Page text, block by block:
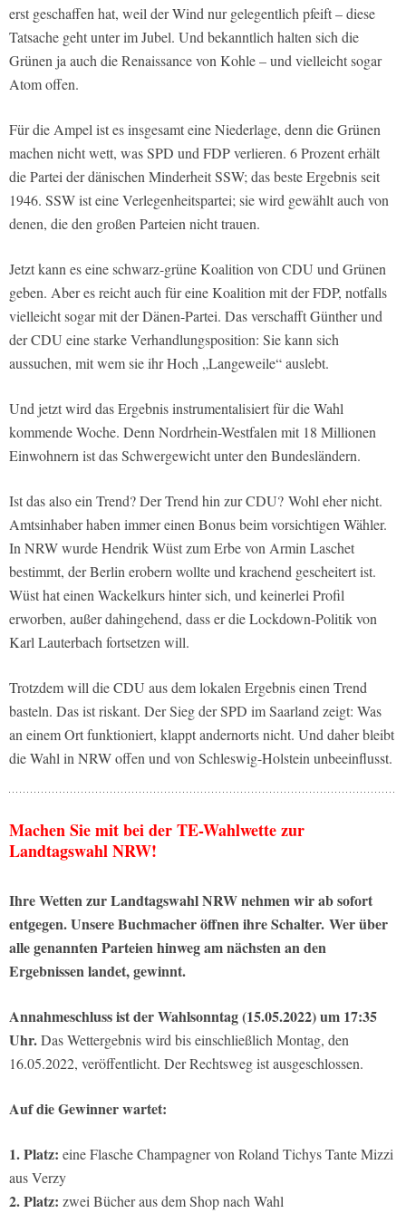
erst geschaffen hat, weil der Wind nur gelegentlich pfeift – diese
Tatsache geht unter im Jubel. Und bekanntlich halten sich die
Grünen ja auch die Renaissance von Kohle – und vielleicht sogar
Atom offen.
Für die Ampel ist es insgesamt eine Niederlage, denn die Grünen
machen nicht wett, was SPD und FDP verlieren. 6 Prozent erhält
die Partei der dänischen Minderheit SSW; das beste Ergebnis seit
1946. SSW ist eine Verlegenheitspartei; sie wird gewählt auch von
denen, die den großen Parteien nicht trauen.
Jetzt kann es eine schwarz-grüne Koalition von CDU und Grünen
geben. Aber es reicht auch für eine Koalition mit der FDP, notfalls
vielleicht sogar mit der Dänen-Partei. Das verschafft Günther und
der CDU eine starke Verhandlungsposition: Sie kann sich
aussuchen, mit wem sie ihr Hoch „Langeweile“ auslebt.
Und jetzt wird das Ergebnis instrumentalisiert für die Wahl
kommende Woche. Denn Nordrhein-Westfalen mit 18 Millionen
Einwohnern ist das Schwergewicht unter den Bundesländern.
Ist das also ein Trend? Der Trend hin zur CDU? Wohl eher nicht.
Amtsinhaber haben immer einen Bonus beim vorsichtigen Wähler.
In NRW wurde Hendrik Wüst zum Erbe von Armin Laschet
bestimmt, der Berlin erobern wollte und krachend gescheitert ist.
Wüst hat einen Wackelkurs hinter sich, und keinerlei Profil
erworben, außer dahingehend, dass er die Lockdown-Politik von
Karl Lauterbach fortsetzen will.
Trotzdem will die CDU aus dem lokalen Ergebnis einen Trend
basteln. Das ist riskant. Der Sieg der SPD im Saarland zeigt: Was
an einem Ort funktioniert, klappt andernorts nicht. Und daher bleibt
die Wahl in NRW offen und von Schleswig-Holstein unbeeinflusst.
Machen Sie mit bei der TE-Wahlwette zur
Landtagswahl NRW!
Ihre Wetten zur Landtagswahl NRW nehmen wir ab sofort
entgegen. Unsere Buchmacher öffnen ihre Schalter. Wer über
alle genannten Parteien hinweg am nächsten an den
Ergebnissen landet, gewinnt.
Annahmeschluss ist der Wahlsonntag (15.05.2022) um 17:35
Uhr.Das Wettergebnis wird bis einschließlich Montag, den
16.05.2022, veröffentlicht. Der Rechtsweg ist ausgeschlossen.
Auf die Gewinner wartet:
1. Platz: eine Flasche Champagner von Roland Tichys Tante Mizzi
aus Verzy
2. Platz: zwei Bücher aus dem Shop nach Wahl